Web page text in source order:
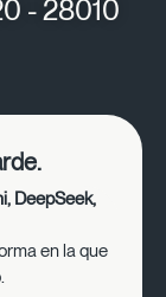
- 28010
DeepSeek,
en la que